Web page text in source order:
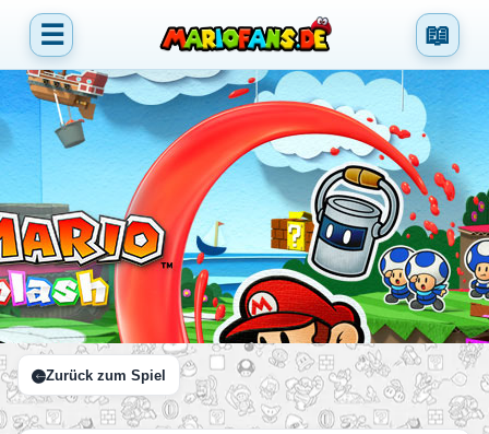
☰ 📖
Zurück zum Spiel